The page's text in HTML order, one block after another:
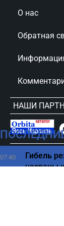
07:40
Гибель
названы
О нас
Обратная
НАШИ